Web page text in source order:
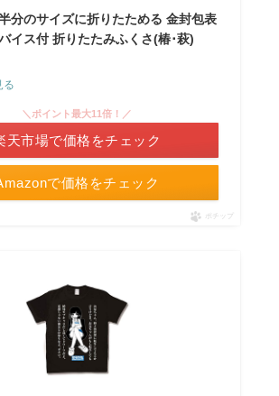
分のサイズに折りたためる 金封包表
イス付 折りたたみふくさ(椿･萩)
る
で価格をチェック
＼ポイント最大11倍！／
天市場で価格をチェック
ポチップ